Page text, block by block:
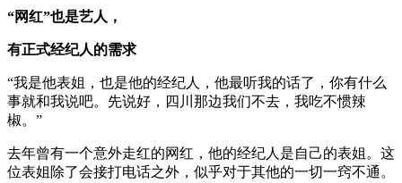
“网红”也是艺人，
有正式经纪人的需求
“我是他表姐，也是他的经纪人，他最听我的话了，你有什么
事就和我说吧。先说好，四川那边我们不去，我吃不惯辣
椒。”
去年曾有一个意外走红的网红，他的经纪人是自己的表姐。这
位表姐除了会接打电话之外，似乎对于其他的一切一窍不通。